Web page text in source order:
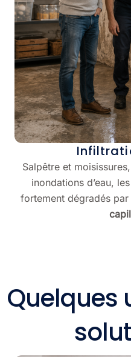
Salpêtre et
inondations d’eau,
fortement dégradés par
Quelques